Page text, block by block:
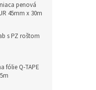
penová
45mm x 30m
s PZ roštom
fólie Q-TAPE